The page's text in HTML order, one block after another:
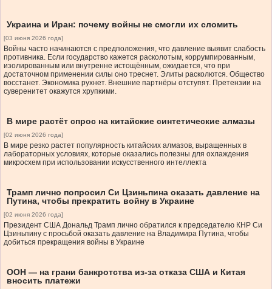
Украина и Иран: почему войны не смогли их сломить
[03 июня 2026 года]
Войны часто начинаются с предположения, что давление выявит слабость
противника. Если государство кажется расколотым, коррумпированным,
изолированным или внутренне истощённым, ожидается, что при
достаточном применении силы оно треснет. Элиты расколются. Общество
восстанет. Экономика рухнет. Внешние партнёры отступят. Претензии на
суверенитет окажутся хрупкими.
В мире растёт спрос на китайские синтетические алмазы
[02 июня 2026 года]
В мире резко растет популярность китайских алмазов, выращенных в
лабораторных условиях, которые оказались полезны для охлаждения
микросхем при использовании искусственного интеллекта
Трамп лично попросил Си Цзиньпина оказать давление на
Путина, чтобы прекратить войну в Украине
[02 июня 2026 года]
Президент США Дональд Трамп лично обратился к председателю КНР Си
Цзиньпину с просьбой оказать давление на Владимира Путина, чтобы
добиться прекращения войны в Украине
ООН — на грани банкротства из-за отказа США и Китая
вносить платежи